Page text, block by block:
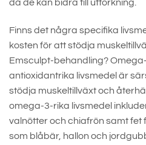
då de kan bidra till uttorkning.
Finns det några specifika
kosten för att stödja
Emsculpt-behandling?
antioxidantrika livsmedel är
stödja muskeltillväxt och
omega-3-rika livsmedel
valnötter och chiafrön samt fet
som blåbär, hallon och